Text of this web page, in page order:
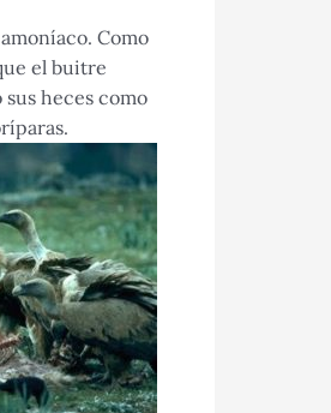
Como
el buitre
heces como